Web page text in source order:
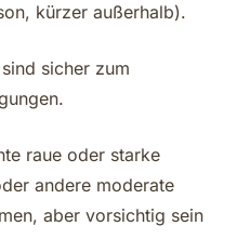
kürzer außerhalb).
sicher zum
raue oder starke
andere moderate
aber vorsichtig sein